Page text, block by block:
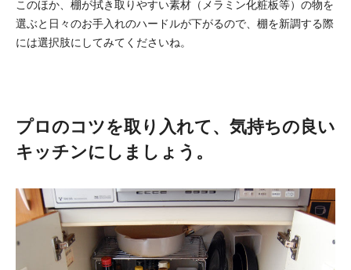
このほか、棚が拭き取りやすい素材（メラミン化粧板等）の物を
選ぶと日々のお手入れのハードルが下がるので、棚を新調する際
には選択肢にしてみてくださいね。
プロのコツを取り入れて、気持ちの良い
キッチンにしましょう。